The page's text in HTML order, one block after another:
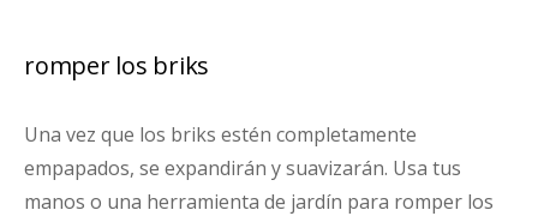
romper los briks
Una vez que los briks estén completamente
empapados, se expandirán y suavizarán. Usa tus
manos o una herramienta de jardín para romper los